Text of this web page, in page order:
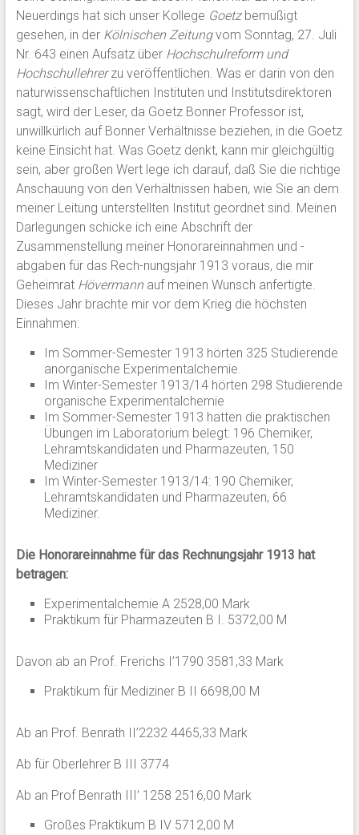
Neuerdings hat sich unser Kollege Goetzbemüßigt
gesehen, in der Kölnischen Zeitungvom Sonntag, 27. Juli
Nr. 643 einen Aufsatz über Hochschulreform und
Hochschullehrerzu veröffentlichen. Was er darin von den
naturwissenschaftlichen Instituten und Institutsdirektoren
sagt, wird der Leser, da Goetz Bonner Professor ist,
unwillkürlich auf Bonner Verhältnisse beziehen, in die Goetz
keine Einsicht hat. Was Goetz denkt, kann mir gleichgültig
sein, aber großen Wert lege ich darauf, daß Sie die richtige
Anschauung von den Verhältnissen haben, wie Sie an dem
meiner Leitung unterstellten Institut geordnet sind. Meinen
Darlegungen schicke ich eine Abschrift der
Zusammenstellung meiner Honorareinnahmen und -
abgaben für das Rech-nungsjahr 1913 voraus, die mir
Geheimrat Hövermannauf meinen Wunsch anfertigte.
Dieses Jahr brachte mir vor dem Krieg die höchsten
Einnahmen:
Im Sommer-Semester 1913 hörten 325 Studierende
anorganische Experimentalchemie.
Im Winter-Semester 1913/14 hörten 298 Studierende
organische Experimentalchemie
Im Sommer-Semester 1913 hatten die praktischen
Übungen im Laboratorium belegt: 196 Chemiker,
Lehramtskandidaten und Pharmazeuten, 150
Mediziner
Im Winter-Semester 1913/14: 190 Chemiker,
Lehramtskandidaten und Pharmazeuten, 66
Mediziner.
Die Honorareinnahme für das Rechnungsjahr 1913 hat
betragen:
Experimentalchemie A 2528,00 Mark
Praktikum für Pharmazeuten B I. 5372,00 M
Davon ab an Prof. Frerichs I’1790 3581,33 Mark
Praktikum für Mediziner B II 6698,00 M
Ab an Prof. Benrath II’2232 4465,33 Mark
Ab für Oberlehrer B III 3774
Ab an Prof Benrath III’ 1258 2516,00 Mark
Großes Praktikum B IV 5712,00 M